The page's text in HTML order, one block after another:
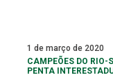
1 de março de 2020
CAMPEÕES DO RIO-
PENTA